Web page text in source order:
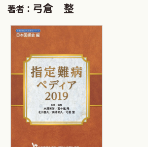
著者： 弓倉 整